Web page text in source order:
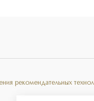
рекомендательных